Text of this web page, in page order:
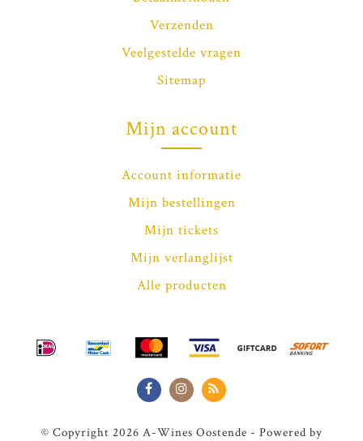
Verzenden
Veelgestelde vragen
Sitemap
Mijn account
Account informatie
Mijn bestellingen
Mijn tickets
Mijn verlanglijst
Alle producten
© Copyright 2026 A-Wines Oostende - Powered by